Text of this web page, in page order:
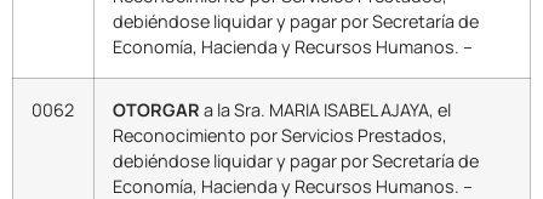
debiéndose liquidar y pagar por Secretaría de
Economía, Hacienda y Recursos Humanos. –
0062 OTORGAR a la Sra. MARIA ISABEL AJAYA, el
Reconocimiento por Servicios Prestados,
debiéndose liquidar y pagar por Secretaría de
Economía, Hacienda y Recursos Humanos. –